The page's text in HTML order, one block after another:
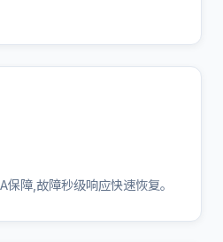
障,故障秒级响应快速恢复。